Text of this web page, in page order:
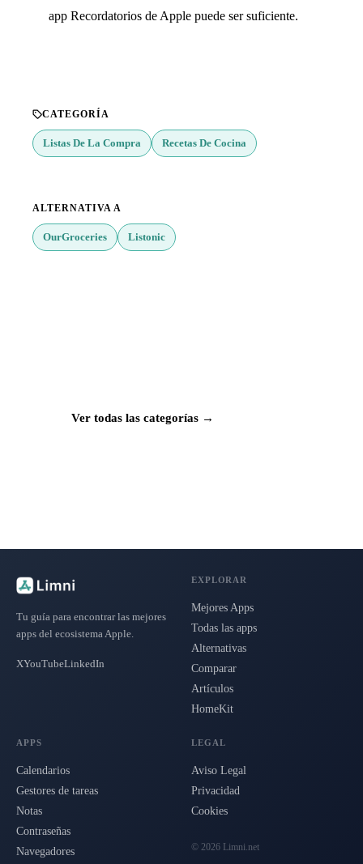
app Recordatorios de Apple puede ser suficiente.
CATEGORÍA
Listas De La Compra Recetas De Cocina
ALTERNATIVA A
OurGroceries Listonic
Ver todas las categorías →
Tu guía para encontrar las mejores
apps del ecosistema Apple.
XYouTubeLinkedIn
EXPLORAR
Mejores Apps
Todas las apps
Alternativas
Comparar
Artículos
HomeKit
APPS
Calendarios
Gestores de tareas
Notas
Contraseñas
Navegadores
LEGAL
Aviso Legal
Privacidad
Cookies
© 2026 Limni.net